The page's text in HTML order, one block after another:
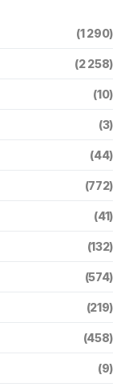
(1 290)
(2 258)
(10)
(3)
(44)
(772)
(41)
(132)
(574)
(219)
(458)
(9)